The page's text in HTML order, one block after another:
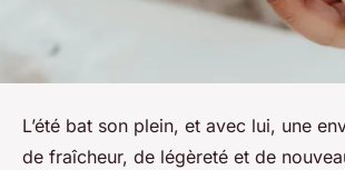
L’été bat son plein, et avec lui, une
de fraîcheur, de légèreté et de